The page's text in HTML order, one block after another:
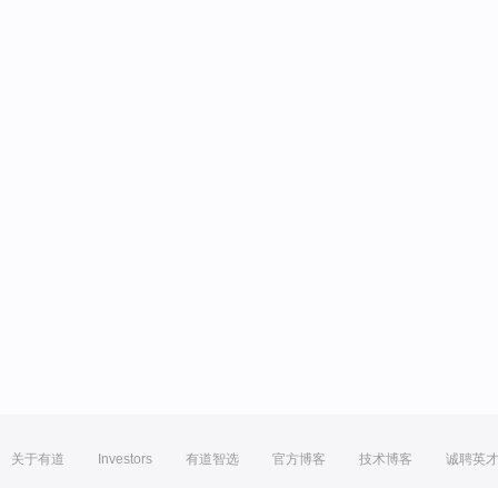
关于有道 Investors 有道智选 官方博客 技术博客 诚聘英才